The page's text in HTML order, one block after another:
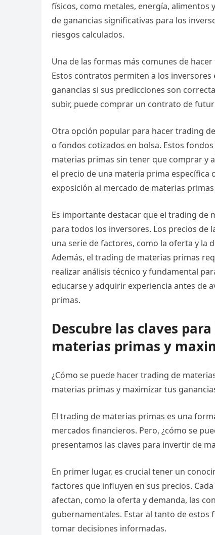
físicos, como metales, energía,
de ganancias significativas para los
riesgos calculados.
Una de las formas más comunes de
Estos contratos permiten a los
ganancias si sus predicciones son
subir, puede comprar un contrato de
Otra opción popular para hacer trading
o fondos cotizados en bolsa. Estos
materias primas sin tener que comprar y
el precio de una materia prima
exposición al mercado de materias
Es importante destacar que el trading de
para todos los inversores. Los precios de
una serie de factores, como la oferta y la
Además, el trading de materias primas
realizar análisis técnico y fundamental
educarse y adquirir experiencia antes de
primas.
Descubre las claves
materias primas y
¿Cómo se puede hacer trading de
materias primas y maximizar tus
El trading de materias primas es una
mercados financieros. Pero, ¿cómo se
presentamos las claves para invertir de
En primer lugar, es crucial tener un
factores que influyen en sus precios.
afectan, como la oferta y demanda, las
gubernamentales. Estar al tanto de
tomar decisiones informadas.